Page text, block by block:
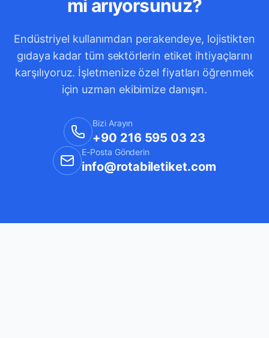
mi arıyorsunuz?
Endüstriyel kullanımdan perakendeye, lojistikten
gıdaya kadar tüm sektörlerin etiket ihtiyaçlarını
karşılıyoruz. İşletmenize özel fiyatları öğrenmek
için uzman ekibimize danışın.
Bizi Arayın
+90 216 595 03 23
E-Posta Gönderin
info@rotabiletiket.com